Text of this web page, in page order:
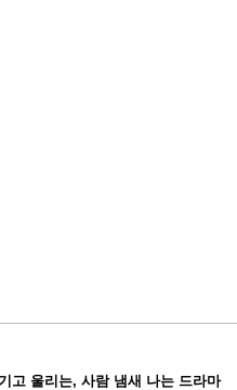
고 울리는, 사람 냄새 나는 드라마